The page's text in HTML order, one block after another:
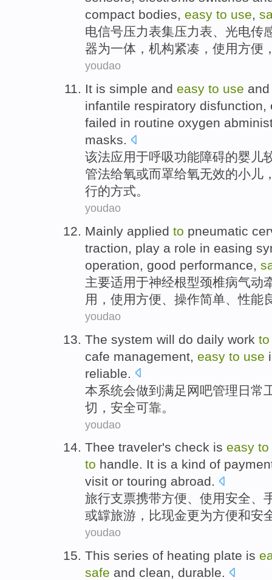
compact bodies, easy to use,
电信号压力表集压力表、 光电传
器为一体 ， 机构紧凑 ， 使用方便
youdao
It is simple and easy to use
infantile respiratory disfunction,
failed in routine oxygen
masks.
该法应用于呼吸功能障碍的婴儿
管法给氧或而罩给氧无效的小儿
行的方式。
youdao
Mainly applied to pneumatic
traction, play a role in easing
operation, good performance,
主要适用于神经根型颈椎病气动
用 ， 使用方便、 操作简单、性能
youdao
The system will do daily work to
cafe management easy to use
reliable
本系统会做到 满足 网吧管理 日常
切 ， 安全可靠 。
youdao
Thee traveler's check is easy to
to handle. It is a kind of
visit or touring abroad.
旅行支票携带方便、 使用安全、
或罉旅游，比现金更为方便和安
youdao
This series of heating plate is
safe and clean, durable.